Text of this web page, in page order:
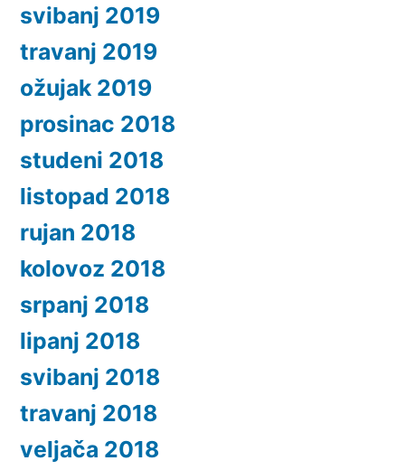
svibanj 2019
travanj 2019
ožujak 2019
prosinac 2018
studeni 2018
listopad 2018
rujan 2018
kolovoz 2018
srpanj 2018
lipanj 2018
svibanj 2018
travanj 2018
veljača 2018